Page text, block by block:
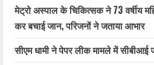
मेट्रो अस्पाल के चिकित्सक ने 73 वर्षीय
कर बचाई जान, परिजनों ने जताया आभार
सीएम धामी ने पेपर लीक मामले में सीबीआई